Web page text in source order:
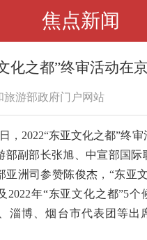
焦点新闻
化之都”终审活动在
旅游部政府门户网站
2022“东亚文化之都”终审
部副部长张旭、中宣部国际
亚洲司参赞陈俊杰，“东亚
2022年“东亚文化之都”5个
淄博、烟台市代表团等出